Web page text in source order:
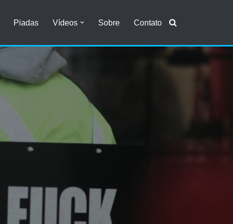
Piadas Vídeos Sobre Contato